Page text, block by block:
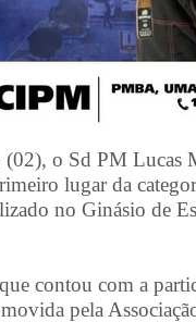
o Sd PM Lucas
lugar da
no Ginásio de
contou com a
pela